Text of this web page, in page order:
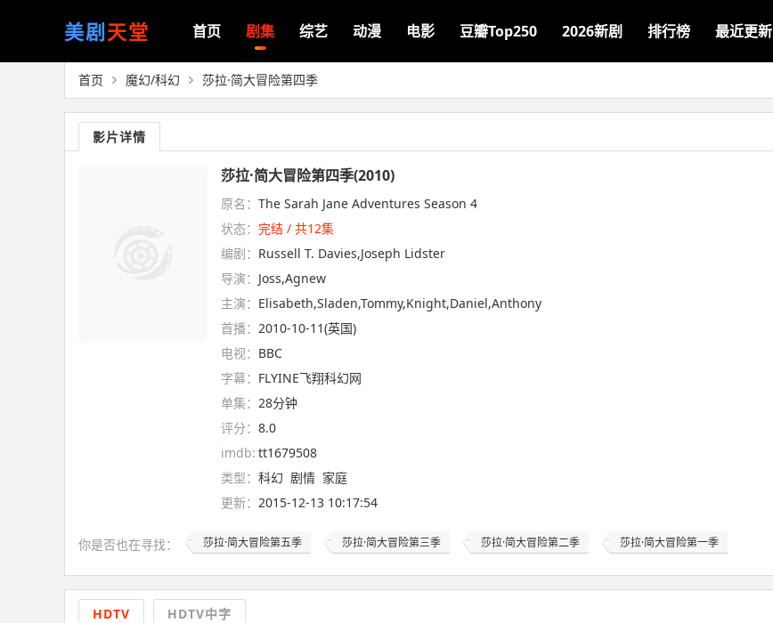
美剧天堂 首页 剧集 综艺 动漫 电影 豆瓣Top250 2026新剧 排行榜 最近更新
首页 魔幻/科幻 莎拉·简大冒险第四季
影片详情
莎拉·简大冒险第四季(2010)
原名： The Sarah Jane Adventures Season 4
状态： 完结 / 共12集
编剧： Russell T. Davies,Joseph Lidster
导演： Joss,Agnew
主演： Elisabeth,Sladen,Tommy,Knight,Daniel,Anthony
首播： 2010-10-11(英国)
电视： BBC
字幕： FLYINE飞翔科幻网
单集： 28分钟
评分： 8.0
imdb: tt1679508
类型： 科幻 剧情 家庭
更新： 2015-12-13 10:17:54
你是否也在寻找： 莎拉·简大冒险第五季 莎拉·简大冒险第三季 莎拉·简大冒险第二季 莎拉·简大冒险第一季
HDTV HDTV中字